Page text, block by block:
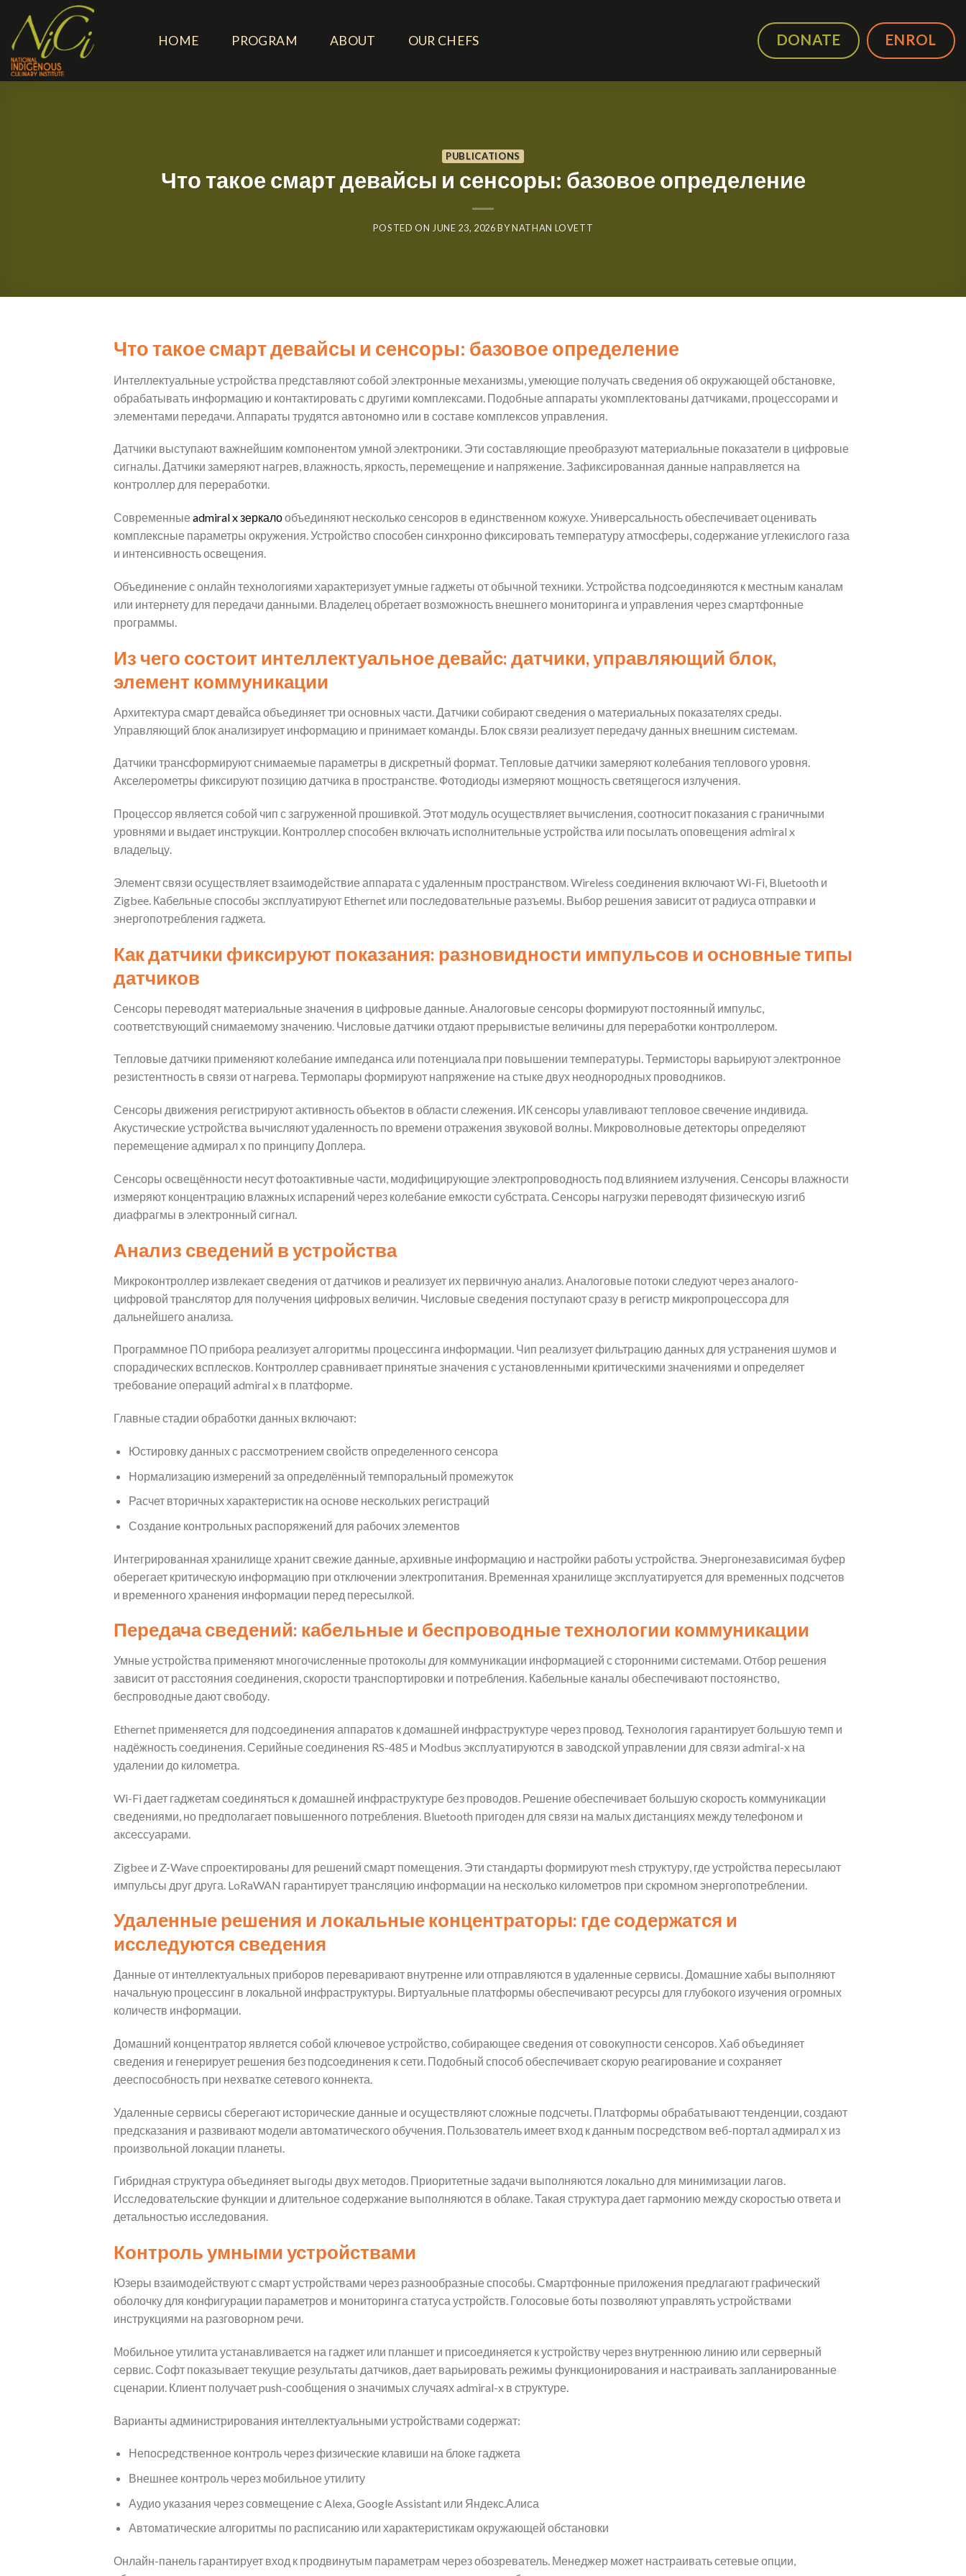
content
HOME PROGRAM ABOUT OUR CHEFS DONATE ENROL
PUBLICATIONS
Что такое смарт девайсы и сенсоры: базовое определение
POSTED ON JUNE 23, 2026BYNATHAN LOVETT
Что такое смарт девайсы и сенсоры: базовое определение
Интеллектуальные устройства представляют собой электронные механизмы, умеющие получать сведения об окружающей обстановке,
обрабатывать информацию и контактировать с другими комплексами. Подобные аппараты укомплектованы датчиками, процессорами и
элементами передачи. Аппараты трудятся автономно или в составе комплексов управления.
Датчики выступают важнейшим компонентом умной электроники. Эти составляющие преобразуют материальные показатели в цифровые
сигналы. Датчики замеряют нагрев, влажность, яркость, перемещение и напряжение. Зафиксированная данные направляется на
контроллер для переработки.
Современные admiral x зеркалообъединяют несколько сенсоров в единственном кожухе. Универсальность обеспечивает оценивать
комплексные параметры окружения. Устройство способен синхронно фиксировать температуру атмосферы, содержание углекислого газа
и интенсивность освещения.
Объединение с онлайн технологиями характеризует умные гаджеты от обычной техники. Устройства подсоединяются к местным каналам
или интернету для передачи данными. Владелец обретает возможность внешнего мониторинга и управления через смартфонные
программы.
Из чего состоит интеллектуальное девайс: датчики, управляющий блок,
элемент коммуникации
Архитектура смарт девайса объединяет три основных части. Датчики собирают сведения о материальных показателях среды.
Управляющий блок анализирует информацию и принимает команды. Блок связи реализует передачу данных внешним системам.
Датчики трансформируют снимаемые параметры в дискретный формат. Тепловые датчики замеряют колебания теплового уровня.
Акселерометры фиксируют позицию датчика в пространстве. Фотодиоды измеряют мощность светящегося излучения.
Процессор является собой чип с загруженной прошивкой. Этот модуль осуществляет вычисления, соотносит показания с граничными
уровнями и выдает инструкции. Контроллер способен включать исполнительные устройства или посылать оповещения admiral x
владельцу.
Элемент связи осуществляет взаимодействие аппарата с удаленным пространством. Wireless соединения включают Wi-Fi, Bluetooth и
Zigbee. Кабельные способы эксплуатируют Ethernet или последовательные разъемы. Выбор решения зависит от радиуса отправки и
энергопотребления гаджета.
Как датчики фиксируют показания: разновидности импульсов и основные типы
датчиков
Сенсоры переводят материальные значения в цифровые данные. Аналоговые сенсоры формируют постоянный импульс,
соответствующий снимаемому значению. Числовые датчики отдают прерывистые величины для переработки контроллером.
Тепловые датчики применяют колебание импеданса или потенциала при повышении температуры. Термисторы варьируют электронное
резистентность в связи от нагрева. Термопары формируют напряжение на стыке двух неоднородных проводников.
Сенсоры движения регистрируют активность объектов в области слежения. ИК сенсоры улавливают тепловое свечение индивида.
Акустические устройства вычисляют удаленность по времени отражения звуковой волны. Микроволновые детекторы определяют
перемещение адмирал х по принципу Доплера.
Сенсоры освещённости несут фотоактивные части, модифицирующие электропроводность под влиянием излучения. Сенсоры влажности
измеряют концентрацию влажных испарений через колебание емкости субстрата. Сенсоры нагрузки переводят физическую изгиб
диафрагмы в электронный сигнал.
Анализ сведений в устройства
Микроконтроллер извлекает сведения от датчиков и реализует их первичную анализ. Аналоговые потоки следуют через аналого-
цифровой транслятор для получения цифровых величин. Числовые сведения поступают сразу в регистр микропроцессора для
дальнейшего анализа.
Программное ПО прибора реализует алгоритмы процессинга информации. Чип реализует фильтрацию данных для устранения шумов и
спорадических всплесков. Контроллер сравнивает принятые значения с установленными критическими значениями и определяет
требование операций admiral x в платформе.
Главные стадии обработки данных включают:
Юстировку данных с рассмотрением свойств определенного сенсора
Нормализацию измерений за определённый темпоральный промежуток
Расчет вторичных характеристик на основе нескольких регистраций
Создание контрольных распоряжений для рабочих элементов
Интегрированная хранилище хранит свежие данные, архивные информацию и настройки работы устройства. Энергонезависимая буфер
оберегает критическую информацию при отключении электропитания. Временная хранилище эксплуатируется для временных подсчетов
и временного хранения информации перед пересылкой.
Передача сведений: кабельные и беспроводные технологии коммуникации
Умные устройства применяют многочисленные протоколы для коммуникации информацией с сторонними системами. Отбор решения
зависит от расстояния соединения, скорости транспортировки и потребления. Кабельные каналы обеспечивают постоянство,
беспроводные дают свободу.
Ethernet применяется для подсоединения аппаратов к домашней инфраструктуре через провод. Технология гарантирует большую темп и
надёжность соединения. Серийные соединения RS-485 и Modbus эксплуатируются в заводской управлении для связи admiral-x на
удалении до километра.
Wi-Fi дает гаджетам соединяться к домашней инфраструктуре без проводов. Решение обеспечивает большую скорость коммуникации
сведениями, но предполагает повышенного потребления. Bluetooth пригоден для связи на малых дистанциях между телефоном и
аксессуарами.
Zigbee и Z-Wave спроектированы для решений смарт помещения. Эти стандарты формируют mesh структуру, где устройства пересылают
импульсы друг друга. LoRaWAN гарантирует трансляцию информации на несколько километров при скромном энергопотреблении.
Удаленные решения и локальные концентраторы: где содержатся и
исследуются сведения
Данные от интеллектуальных приборов переваривают внутренне или отправляются в удаленные сервисы. Домашние хабы выполняют
начальную процессинг в локальной инфраструктуры. Виртуальные платформы обеспечивают ресурсы для глубокого изучения огромных
количеств информации.
Домашний концентратор является собой ключевое устройство, собирающее сведения от совокупности сенсоров. Хаб объединяет
сведения и генерирует решения без подсоединения к сети. Подобный способ обеспечивает скорую реагирование и сохраняет
дееспособность при нехватке сетевого коннекта.
Удаленные сервисы сберегают исторические данные и осуществляют сложные подсчеты. Платформы обрабатывают тенденции, создают
предсказания и развивают модели автоматического обучения. Пользователь имеет вход к данным посредством веб-портал адмирал х из
произвольной локации планеты.
Гибридная структура объединяет выгоды двух методов. Приоритетные задачи выполняются локально для минимизации лагов.
Исследовательские функции и длительное содержание выполняются в облаке. Такая структура дает гармонию между скоростью ответа и
детальностью исследования.
Контроль умными устройствами
Юзеры взаимодействуют с смарт устройствами через разнообразные способы. Смартфонные приложения предлагают графический
оболочку для конфигурации параметров и мониторинга статуса устройств. Голосовые боты позволяют управлять устройствами
инструкциями на разговорном речи.
Мобильное утилита устанавливается на гаджет или планшет и присоединяется к устройству через внутреннюю линию или серверный
сервис. Софт показывает текущие результаты датчиков, дает варьировать режимы функционирования и настраивать запланированные
сценарии. Клиент получает push-сообщения о значимых случаях admiral-x в структуре.
Варианты администрирования интеллектуальными устройствами содержат:
Непосредственное контроль через физические клавиши на блоке гаджета
Внешнее контроль через мобильное утилиту
Аудио указания через совмещение с Alexa, Google Assistant или Яндекс.Алиса
Автоматические алгоритмы по расписанию или характеристикам окружающей обстановки
Онлайн-панель гарантирует вход к продвинутым параметрам через обозреватель. Менеджер может настраивать сетевые опции,